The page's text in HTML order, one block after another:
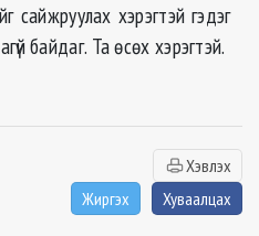
сайжруулах хэрэгтэй гэдэг
байдаг. Та өсөх хэрэгтэй.
Хэвлэх
Жиргэх
Хуваалцах